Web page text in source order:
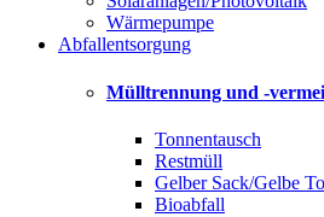
Wärmepumpe
Abfallentsorgung
Mülltrennung und -
Tonnentausch
Restmüll
Gelber Sack/Gelbe
Bioabfall